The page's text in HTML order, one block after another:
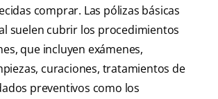
comprar. Las pólizas básicas
suelen cubrir los procedimientos
que incluyen exámenes,
curaciones, tratamientos de
preventivos como los